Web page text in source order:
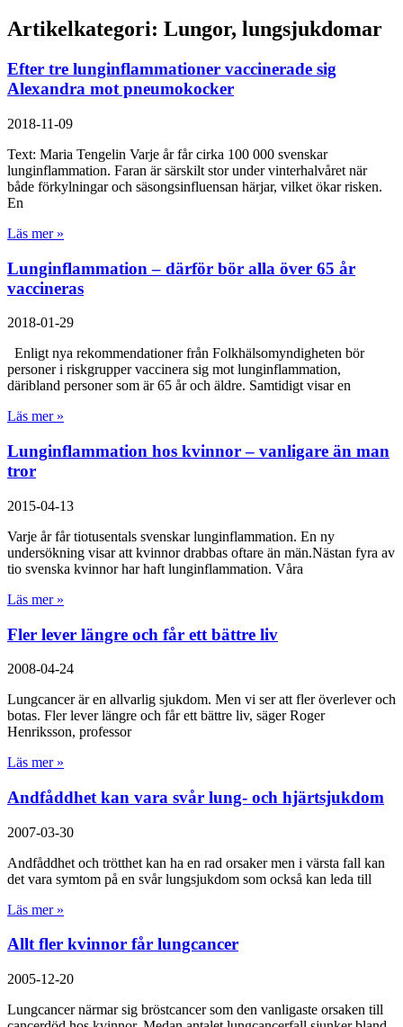
Artikelkategori: Lungor, lungsjukdomar
Efter tre lunginflammationer vaccinerade sig
Alexandra mot pneumokocker
2018-11-09
Text: Maria Tengelin Varje år får cirka 100 000 svenskar
lunginflammation. Faran är särskilt stor under vinterhalvåret när
både förkylningar och säsongsinfluensan härjar, vilket ökar risken.
En
Läs mer »
Lunginflammation – därför bör alla över 65 år
vaccineras
2018-01-29
Enligt nya rekommendationer från Folkhälsomyndigheten bör
personer i riskgrupper vaccinera sig mot lunginflammation,
däribland personer som är 65 år och äldre. Samtidigt visar en
Läs mer »
Lunginflammation hos kvinnor – vanligare än man
tror
2015-04-13
Varje år får tiotusentals svenskar lunginflammation. En ny
undersökning visar att kvinnor drabbas oftare än män.Nästan fyra av
tio svenska kvinnor har haft lunginflammation. Våra
Läs mer »
Fler lever längre och får ett bättre liv
2008-04-24
Lungcancer är en allvarlig sjukdom. Men vi ser att fler överlever och
botas. Fler lever längre och får ett bättre liv, säger Roger
Henriksson, professor
Läs mer »
Andfåddhet kan vara svår lung- och hjärtsjukdom
2007-03-30
Andfåddhet och trötthet kan ha en rad orsaker men i värsta fall kan
det vara symtom på en svår lungsjukdom som också kan leda till
Läs mer »
Allt fler kvinnor får lungcancer
2005-12-20
Lungcancer närmar sig bröstcancer som den vanligaste orsaken till